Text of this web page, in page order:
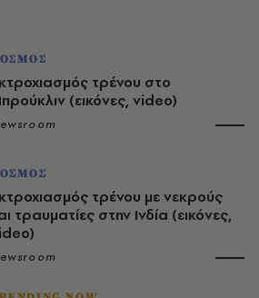
τρένου στο
(εικόνες, video)
τρένου με νεκρούς
τραυματίες στην Ινδία (εικόνες,